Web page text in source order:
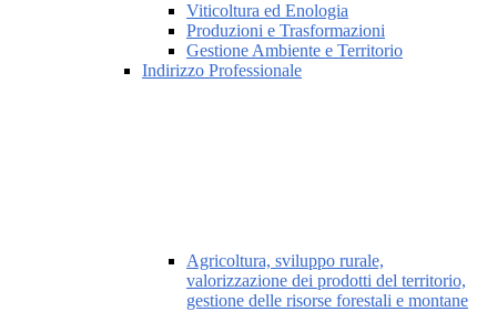
Viticoltura ed Enologia
Produzioni e Trasformazioni
Gestione Ambiente e Territorio
Indirizzo Professionale
Agricoltura, sviluppo rurale,
valorizzazione dei prodotti del territorio,
gestione delle risorse forestali e montane